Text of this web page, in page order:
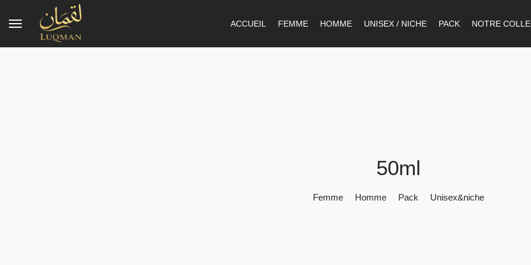
ACCUEIL FEMME HOMME UNISEX / NICHE PACK NOTRE
50ml
Femme Homme Pack Unisex&niche